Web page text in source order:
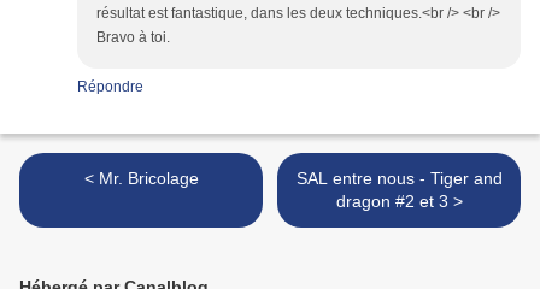
résultat est fantastique, dans les deux techniques.<br /> <br />
Bravo à toi.
Répondre
< Mr. Bricolage
SAL entre nous - Tiger and
dragon #2 et 3 >